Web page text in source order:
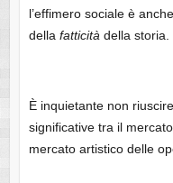
l’effimero sociale è
della fatticitàdella storia.
È inquietante non
significative tra il
mercato artistico delle